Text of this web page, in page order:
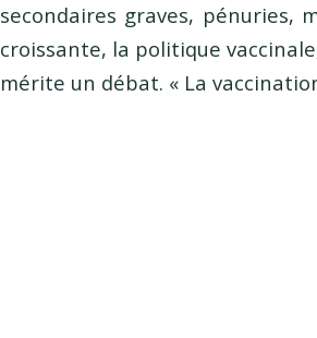
secondaires graves, pénuries,
croissante, la politique
mérite un débat. « La